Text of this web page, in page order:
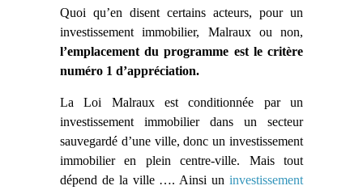
Quoi qu’en disent certains acteurs, pour un
investissement immobilier, Malraux ou non,
l’emplacement du programme est le critère
numéro 1 d’appréciation.
La Loi Malraux est conditionnée par un
investissement immobilier dans un secteur
sauvegardé d’une ville, donc un investissement
immobilier en plein centre-ville. Mais tout
dépend de la ville …. Ainsi un investissement